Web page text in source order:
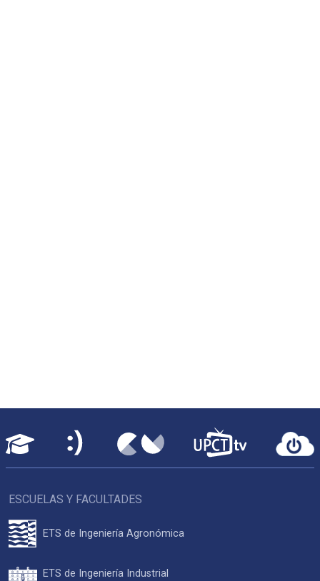
ESCUELAS Y FACULTADES
ETS de Ingeniería Agronómica
ETS de Ingeniería Industrial